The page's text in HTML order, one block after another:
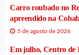
Carro roubado no
apreendido na
5 de agosto de 2026
Em julho, Centro de